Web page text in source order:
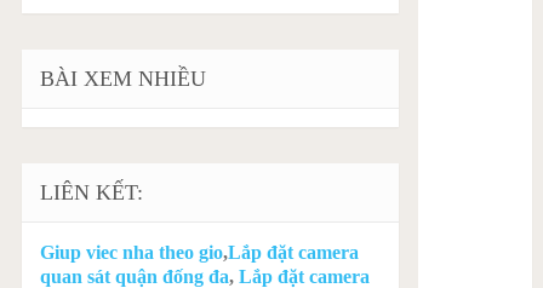
BÀI XEM NHIỀU
LIÊN KẾT:
Giup viec nha theo gio,Lắp đặt camera
quan sát quận đống đa, Lắp đặt camera